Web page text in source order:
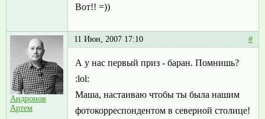
Вот!! =))
Андронов
Артем
11 Июн, 2007 17:10 #
А у нас первый приз - баран. Помнишь?
:lol:
Маша, настаиваю чтобы ты была нашим
фотокорреспондентом в северной столице!